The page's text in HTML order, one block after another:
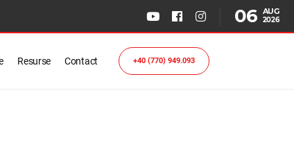
06 AUG
2026
Resurse Contact +40 (770) 949.093